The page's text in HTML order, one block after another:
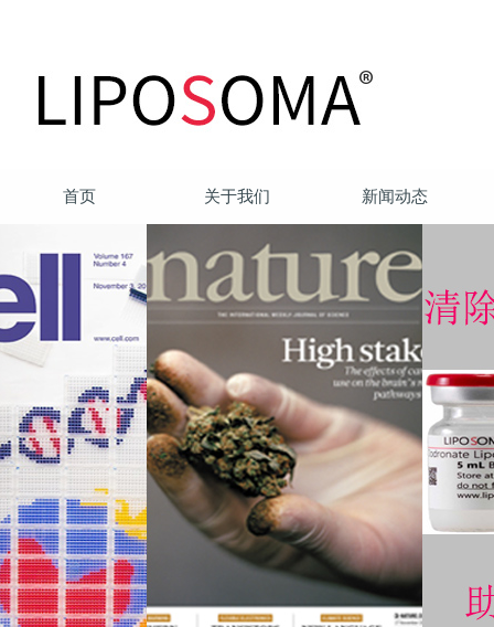
首页 关于我们 新闻动态